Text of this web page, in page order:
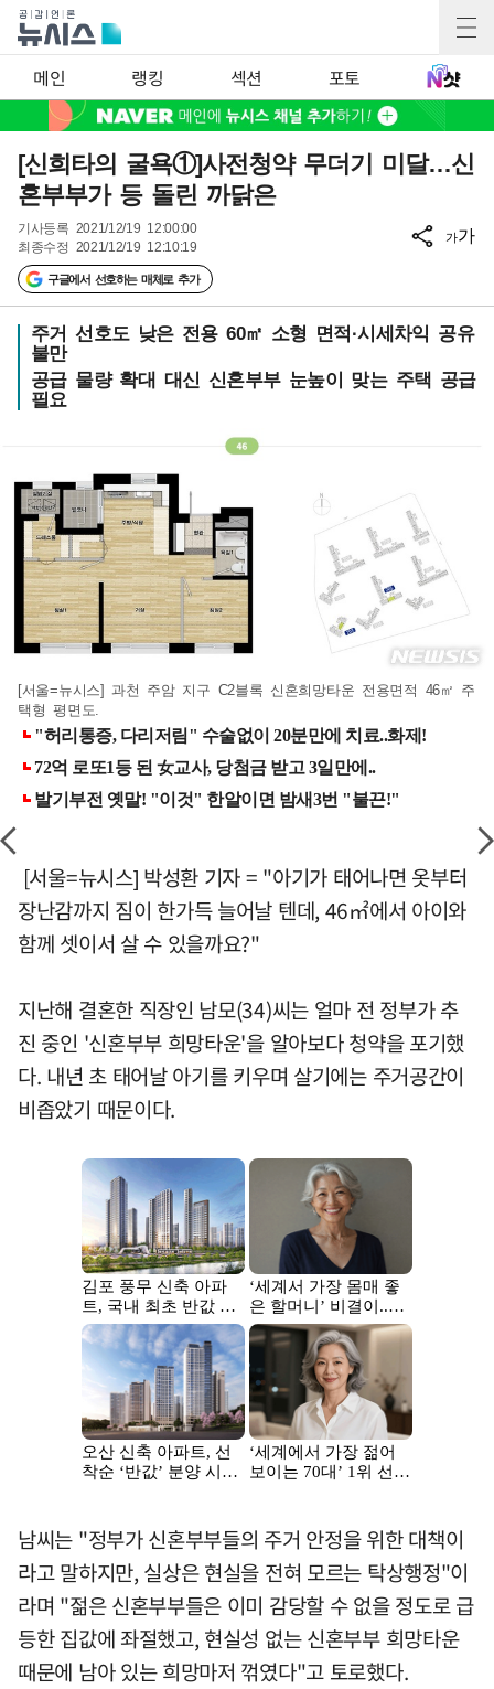
메인 랭킹 섹션 포토
[신희타의 굴욕①]사전청약 무더기 미달…신
혼부부가 등 돌린 까닭은
기사등록 2021/12/19 12:00:00
최종수정 2021/12/19 12:10:19
구글에서 선호하는 매체로 추가
가가
주거 선호도 낮은 전용 60㎡ 소형 면적·시세차익 공유
불만
공급 물량 확대 대신 신혼부부 눈높이 맞는 주택 공급
필요
[서울=뉴시스] 과천 주암 지구 C2블록 신혼희망타운 전용면적 46㎡ 주
택형 평면도.
[서울=뉴시스] 박성환 기자 = "아기가 태어나면 옷부터
장난감까지 짐이 한가득 늘어날 텐데, 46㎡에서 아이와
함께 셋이서 살 수 있을까요?"
지난해 결혼한 직장인 남모(34)씨는 얼마 전 정부가 추
진 중인 '신혼부부 희망타운'을 알아보다 청약을 포기했
다. 내년 초 태어날 아기를 키우며 살기에는 주거공간이
비좁았기 때문이다.
남씨는 "정부가 신혼부부들의 주거 안정을 위한 대책이
라고 말하지만, 실상은 현실을 전혀 모르는 탁상행정"이
라며 "젊은 신혼부부들은 이미 감당할 수 없을 정도로 급
등한 집값에 좌절했고, 현실성 없는 신혼부부 희망타운
때문에 남아 있는 희망마저 꺾였다"고 토로했다.